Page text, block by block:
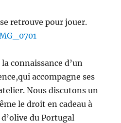
retrouve pour jouer.
connaissance d’un
accompagne ses
Nous discutons un
le droit en cadeau à
du Portugal